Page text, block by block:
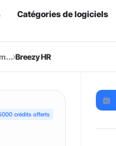
Catégories de logiciels
Breezy HR
crédits offerts